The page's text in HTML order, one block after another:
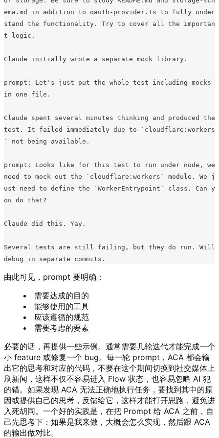
ema.md in addition to oauth-provider.ts to fully under
stand the functionality. Try to cover all the importan
t logic.
Claude initially wrote a separate mock library.
prompt: Let's just put the whole test including mocks
in one file.
Claude spent several minutes thinking and produced the
test. It failed immediately due to `cloudflare:workers
` not being available.
prompt: Looks like for this test to run under node, we
need to mock out the `cloudflare:workers` module. We j
ust need to define the `WorkerEntrypoint` class. Can y
ou do that?
Claude did this. Yay.
Several tests are still failing, but they do run. Will
debug in separate commits.
由此可见，prompt 要明确：
需要达成的目的
能够使用的工具
应该遵循的规范
需要考虑的要素
必要的话，再提供一些示例。通常需要几轮迭代才能完成一个
小 feature 或修复一个 bug。每一轮 prompt，ACA 都会输
出它的思考和对应的代码，不要在这个期间切换到社交媒体上
刷新闻，这样不仅不容易进入 Flow 状态，也容易忽略 AI 犯
的错。如果发现 ACA 无法正确地执行任务，要找到其中的原
因或提供自己的思考，反馈给它，这样才能打开思路，避免进
入死胡同。一个好的实践是，在把 Prompt 给 ACA 之前，自
己先思考下：如果是我来做，大概会怎么实现，然后跟 ACA
的输出做对比。